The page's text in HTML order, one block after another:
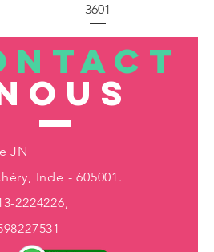
3601
JN
Inde - 605001.
2224226,